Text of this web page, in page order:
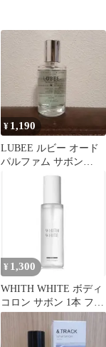
¥ 1,190
LUBEE ルビー オード
パルファム サボン
50ml 香水
¥ 1,300
WHITH WHITE ボディ
コロン サボン 1本 フィ
スホワイト